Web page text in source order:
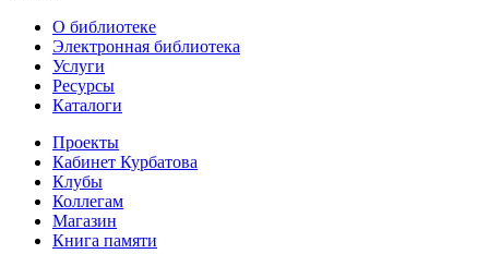
О библиотеке
Электронная библиотека
Услуги
Ресурсы
Каталоги
Проекты
Кабинет Курбатова
Клубы
Коллегам
Магазин
Книга памяти